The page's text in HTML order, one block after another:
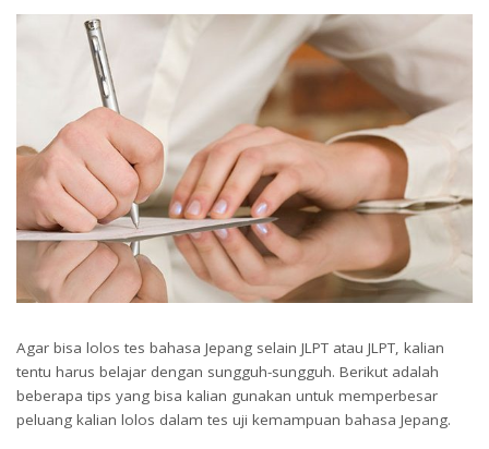
Agar bisa lolos tes bahasa Jepang selain JLPT atau JLPT, kalian
tentu harus belajar dengan sungguh-sungguh. Berikut adalah
beberapa tips yang bisa kalian gunakan untuk memperbesar
peluang kalian lolos dalam tes uji kemampuan bahasa Jepang.